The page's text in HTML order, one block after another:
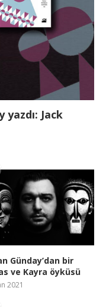
yazdı: Jack
Günday’dan bir
ve Kayra öyküsü
2021